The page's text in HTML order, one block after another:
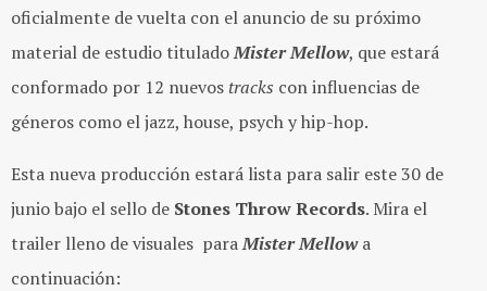
oficialmente de vuelta con el anuncio de su próximo
material de estudio tituladoMister Mellow, que estará
conformado por 12 nuevos tracks con influencias de
géneros como el jazz, house, psych y hip-hop.
Esta nueva producción estará lista para salir este 30 de
junio bajo el sello de Stones Throw Records. Mira el
trailer lleno de visuales paraMister Mellowa
continuación: